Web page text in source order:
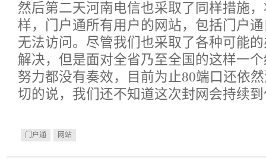
然后第二天河南电信也采取了同样措施
样，门户通所有用户的网站，包括门户
无法访问。尽管我们也采取了各种可能
解决，但是面对全省乃至全国的这样一
努力都没有奏效，目前为止80端口还依
切的说，我们还不知道这次封网会持续
门户通 网站